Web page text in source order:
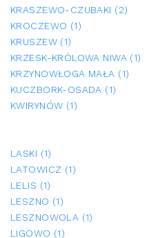
KRASZEWO-CZUBAKI (2)
KROCZEWO (1)
KRUSZEW (1)
KRZESK-KRÓLOWA NIWA (1)
KRZYNOWŁOGA MAŁA (1)
KUCZBORK-OSADA (1)
KWIRYNÓW (1)
LASKI (1)
LATOWICZ (1)
LELIS (1)
LESZNO (1)
LESZNOWOLA (1)
LIGOWO (1)